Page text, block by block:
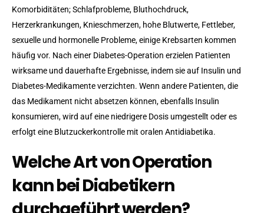
Komorbiditäten; Schlafprobleme, Bluthochdruck,
Herzerkrankungen, Knieschmerzen, hohe Blutwerte, Fettleber,
sexuelle und hormonelle Probleme, einige Krebsarten kommen
häufig vor. Nach einer Diabetes-Operation erzielen Patienten
wirksame und dauerhafte Ergebnisse, indem sie auf Insulin und
Diabetes-Medikamente verzichten. Wenn andere Patienten, die
das Medikament nicht absetzen können, ebenfalls Insulin
konsumieren, wird auf eine niedrigere Dosis umgestellt oder es
erfolgt eine Blutzuckerkontrolle mit oralen Antidiabetika.
Welche Art von Operation
kann bei Diabetikern